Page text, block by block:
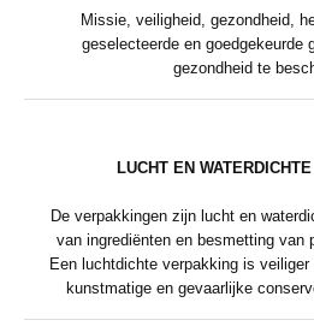
Missie, veiligheid, gezondheid,
geselecteerde en goedgekeurde
gezondheid te
LUCHT EN
De verpakkingen zijn lucht en
van ingrediënten en besmetting van
Een luchtdichte verpakking is
kunstmatige en gevaarlijke